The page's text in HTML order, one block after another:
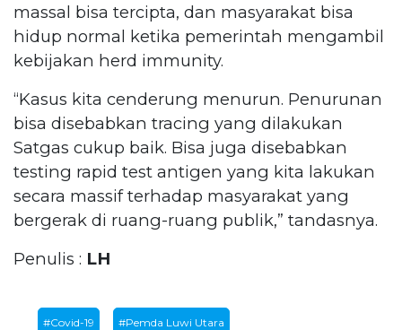
massal bisa tercipta, dan masyarakat bisa
hidup normal ketika pemerintah mengambil
kebijakan herd immunity.
“Kasus kita cenderung menurun. Penurunan
bisa disebabkan tracing yang dilakukan
Satgas cukup baik. Bisa juga disebabkan
testing rapid test antigen yang kita lakukan
secara massif terhadap masyarakat yang
bergerak di ruang-ruang publik,” tandasnya.
Penulis : LH
#Covid-19 #Pemda Luwi Utara